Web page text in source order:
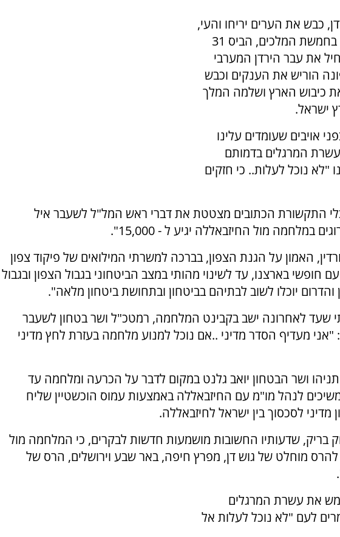
כבש את הערים יריחו והעי,
כרת ברית עם הגבעונים, לחם בחמשת המלכים, הביס 31
את עבר הירדן המערבי
הוריש את הענקים וכבש
כיבוש הארץ ושלמה המלך
ישראל.
אויבים שעומדים עלינו
עשרת המרגלים בדמותם
"לא נוכל לעלות.. כי חזקים
התקשורת הכתובים מצטטת את דברי ראש המל"ל לשעבר איל
מול החיזבאללה יגיע ל - 15,000".
האמון על הגנת הצפון, בברכה למשרתי המילואים של פיקוד צפון
חופשי בארצנו, עד לשינוי מהותי במצב הביטחוני בגבול הצפון ובגבול
יוכלו לשוב לבתיהם בביטחון ובתחושת ביטחון מלאה".
שעד לאחרונה ישב בקבינט המלחמה, רמטכ"ל ושר בטחון לשעבר
"אני מעדיף הסדר מדיני ..אם נוכל למנוע מלחמה בעזרת לחץ מדיני
ושר הבטחון יואב גלנט במקום לדבר על הכרעה ומלחמה עד
לנהל מו"מ עם החיזבאללה באמצעות עמוס הוכשטיין שליח
לסכסוך בין ישראל לחיזבאללה.
בריק, שדעותיו החשובות מושמעות חדשות לבקרים, כי המלחמה מול
מוחלט של גוש דן, מפרץ חיפה, באר שבע וירושלים, הרס של
ממש את עשרת המרגלים
לעם "לא נוכל לעלות אל